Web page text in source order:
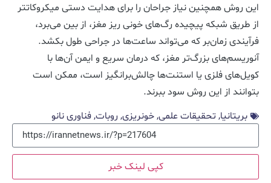
این روش همچنین نیاز جراحان را برای هدایت دستی میکروکاتتر
از طریق شبکه پیچیده رگ‌های خونی ریز مغز، از بین می‌برد،
فرآیندی زمان‌بر که می‌تواند ساعت‌ها در جراحی طول بکشد.
آنوریسم‌های بزرگ‌تر مغز، که درمان سریع و ایمن آن‌ها با
کویل‌های فلزی یا استنت‌ها چالش‌برانگیز است، ممکن است
بتوانند از این روش سود ببرند.
بریتانیا, تحقیقات علمی,خونریزی,روبات,فناوری نانو
کپی لینک خبر